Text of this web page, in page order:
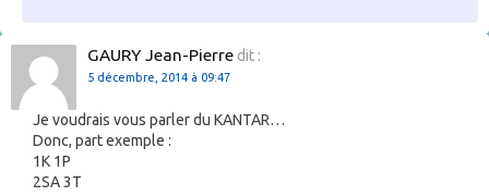
GAURY Jean-Pierre dit :
5 décembre, 2014 à 09:47
Je voudrais vous parler du KANTAR…
Donc, part exemple :
1K 1P
2SA 3T